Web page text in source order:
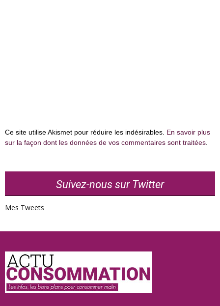
Ce site utilise Akismet pour réduire les indésirables. En savoir plus
sur la façon dont les données de vos commentaires sont traitées
Suivez-nous sur Twitter
Mes Tweets